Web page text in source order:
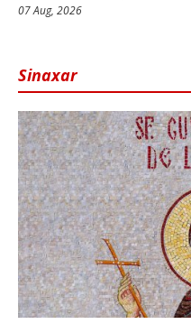
07 Aug, 2026
Sinaxar